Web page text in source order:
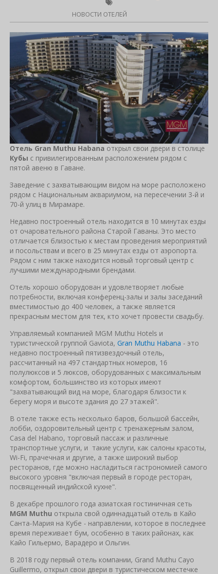
НОВОСТИ ОТЕЛЕЙ
Отель Gran Muthu Habana открыл свои двери в столице
Кубы с привилегированным расположением рядом с
пятой авеню в Гаване.
Заведение с захватывающим видом на море расположено
рядом с Национальным аквариумом, на пересечении 3-й и
70-й улиц в Мирамаре.
Недавно построенный отель находится в 10 минутах езды
от очаровательного района Старой Гаваны. Это место
отличается близостью к местам проведения мероприятий
и посольствам и всего в 25 минутах езды от аэропорта.
Рядом с ним также находится новый торговый центр с
лучшими международными брендами.
Отель хорошо оборудован и удовлетворяет любые
потребности, включая конференц-залы и залы заседаний
вместимостью до 400 человек, а также является
прекрасным местом для тех, кто хочет провести свадьбу.
Управляемый компанией MGM Muthu Hotels и
туристической группой Gaviota, Gran Muthu Habana - это
недавно построенный пятизвездочный отель,
рассчитанный на 497 стандартных номеров, 16
полулюксов и 5 люксов, оборудованных с максимальным
комфортом, большинство из которых имеют
"захватывающий вид на море, благодаря близости к
берегу моря и высоте здания до 27 этажей".
В отеле также есть несколько баров, большой бассейн,
лобби, оздоровительный центр с тренажерным залом,
Casa del Habano, торговый пассаж и различные
транспортные услуги, и такие услуги, как салоны красоты,
Wi-Fi, прачечная и другие, а также широкий выбор
ресторанов, где можно насладиться гастрономией самого
высокого уровня "включая первый в городе ресторан,
посвященный индийской кухне".
В декабре прошлого года азиатская гостиничная сеть
MGM Muthu открыла свой одиннадцатый отель в Кайо
Санта-Мария на Кубе - направлении, которое в последнее
время переживает бум, особенно в таких районах, как
Кайо Гильермо, Варадеро и Ольгин.
В 2018 году первый отель компании, Grand Muthu Cayo
Guillermo, открыл свои двери в туристическом местечке